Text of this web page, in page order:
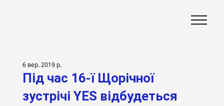
Під час 16-ї Щорічної
зустрічі YES відбудеться
6 вер. 2019 р.